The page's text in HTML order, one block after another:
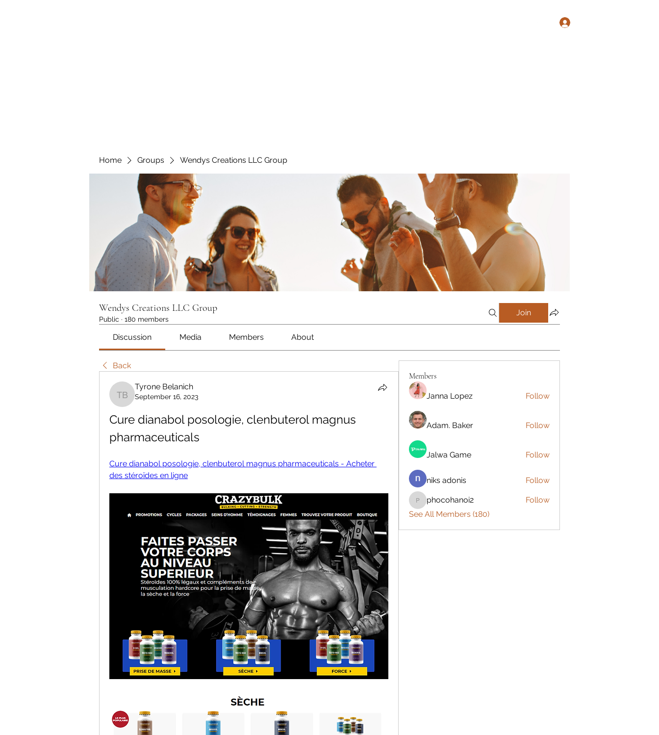
Home Groups Wendys Creations LLC Group
Wendys Creations LLC Group
Public · 180 members
Join
Discussion Media Members About
Back
Tyrone Belanich
Tyrone Belanich
September 16, 2023
Cure dianabol posologie, clenbuterol magnus
pharmaceuticals
Cure dianabol posologie, clenbuterol magnus pharmaceuticals - Acheter
des stéroïdes en ligne
Members
Janna Lopez Follow
Adam. Baker Follow
Jalwa Game Follow
niks adonis Follow
phocohanoi2
phocohanoi2
Follow
See All Members (180)